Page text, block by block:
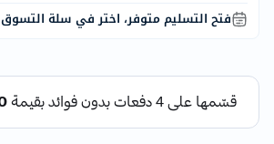
فتح التسليم متوفر، اختر في سلة التسوق